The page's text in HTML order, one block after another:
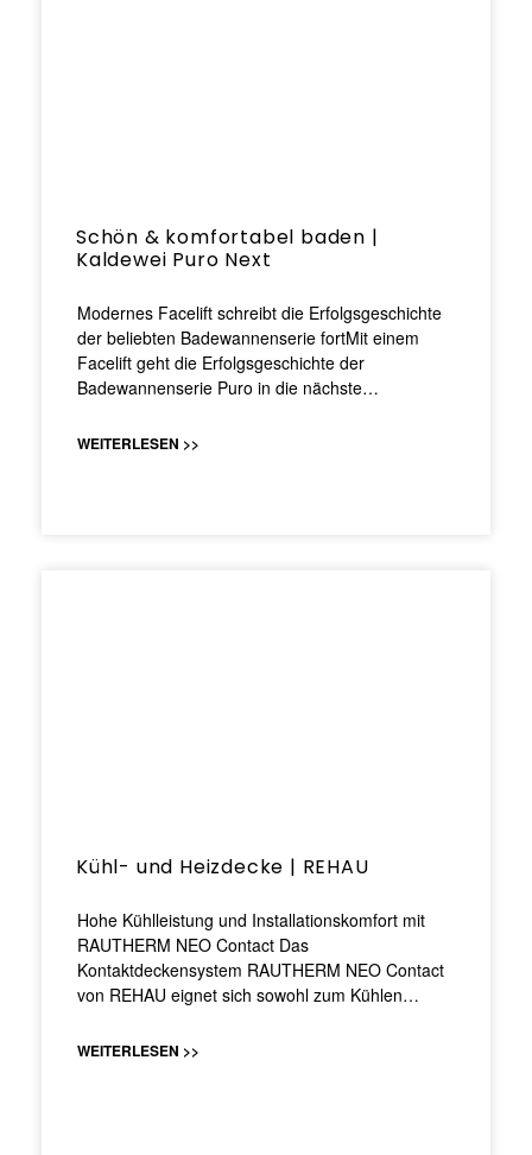
Schön & komfortabel baden |
Kaldewei Puro Next
Modernes Facelift schreibt die Erfolgsgeschichte
der beliebten Badewannenserie fortMit einem
Facelift geht die Erfolgsgeschichte der
Badewannenserie Puro in die nächste…
WEITERLESEN >>
Kühl- und Heizdecke | REHAU
Hohe Kühlleistung und Installationskomfort mit
RAUTHERM NEO Contact Das
Kontaktdeckensystem RAUTHERM NEO Contact
von REHAU eignet sich sowohl zum Kühlen…
WEITERLESEN >>